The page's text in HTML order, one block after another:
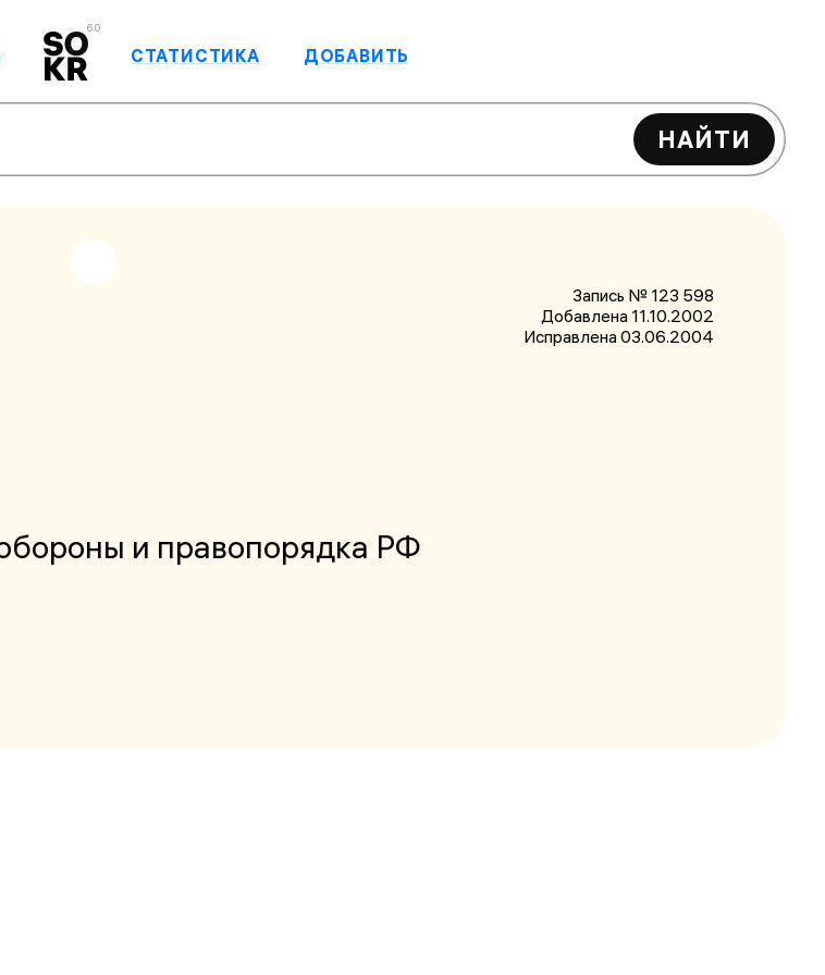
6.0
СТАТИСТИКА ДОБАВИТЬ
НАЙТИ
Запись № 123 598
Добавлена 11.10.2002
Исправлена03.06.2004
и правопорядка РФ